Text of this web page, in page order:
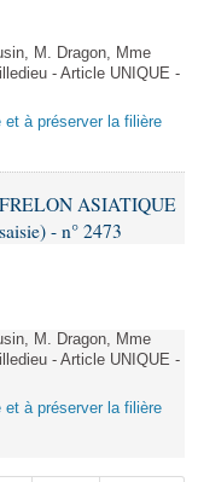
M. Dragon, Mme
- Article UNIQUE -
et à préserver la filière
ASIATIQUE
- n° 2473
M. Dragon, Mme
- Article UNIQUE -
et à préserver la filière